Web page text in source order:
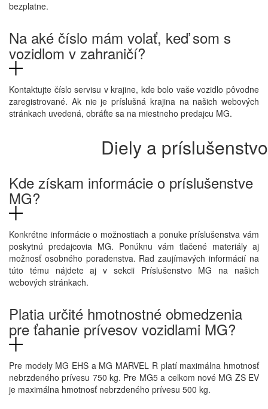
bezplatne.
Na aké číslo mám volať, keď som s
vozidlom v zahraničí?
Kontaktujte číslo servisu v krajine, kde bolo vaše vozidlo pôvodne
zaregistrované. Ak nie je príslušná krajina na našich webových
stránkach uvedená, obráťte sa na miestneho predajcu MG.
Diely a príslušenstvo
Kde získam informácie o príslušenstve
MG?
Konkrétne informácie o možnostiach a ponuke príslušenstva vám
poskytnú predajcovia MG. Ponúknu vám tlačené materiály aj
možnosť osobného poradenstva. Rad zaujímavých informácií na
túto tému nájdete aj v sekcii Príslušenstvo MG na našich
webových stránkach.
Platia určité hmotnostné obmedzenia
pre ťahanie prívesov vozidlami MG?
Pre modely MG EHS a MG MARVEL R platí maximálna hmotnosť
nebrzdeného prívesu 750 kg. Pre MG5 a celkom nové MG ZS EV
je maximálna hmotnosť nebrzdeného prívesu 500 kg.